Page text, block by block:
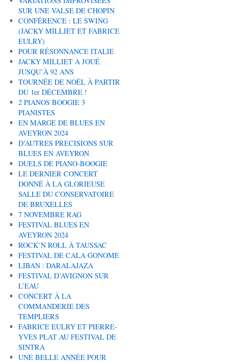
SUR UNE VALSE DE CHOPIN
CONFÉRENCE : LE SWING
(JACKY MILLIET ET FABRICE
EULRY)
POUR RÉSONNANCE ITALIE
JACKY MILLIET A JOUÉ
JUSQU’À 92 ANS
TOURNÉE DE NOËL À PARTIR
DU 1er DÉCEMBRE !
2 PIANOS BOOGIE 3
PIANISTES
EN MARGE DE BLUES EN
AVEYRON 2024
D’AUTRES PRECISIONS SUR
BLUES EN AVEYRON
DUELS DE PIANO-BOOGIE
LE DERNIER CONCERT
DONNÉ À LA GLORIEUSE
SALLE DU CONSERVATOIRE
DE BRUXELLES
7 NOVEMBRE RAG
FESTIVAL BLUES EN
AVEYRON 2024
ROCK’N ROLL À TAUSSAC
FESTIVAL DE CALA GONOME
LIBAN : DARALAJAZA
FESTIVAL D’AVIGNON SUR
L’EAU
CONCERT À LA
COMMANDERIE DES
TEMPLIERS
FABRICE EULRY ET PIERRE-
YVES PLAT AU FESTIVAL DE
SINTRA
UNE BELLE ANNÉE POUR